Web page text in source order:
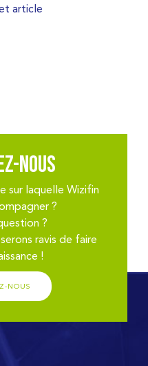
article
nous
sur laquelle Wizifin
?
?
ravis de faire
!
NOUS